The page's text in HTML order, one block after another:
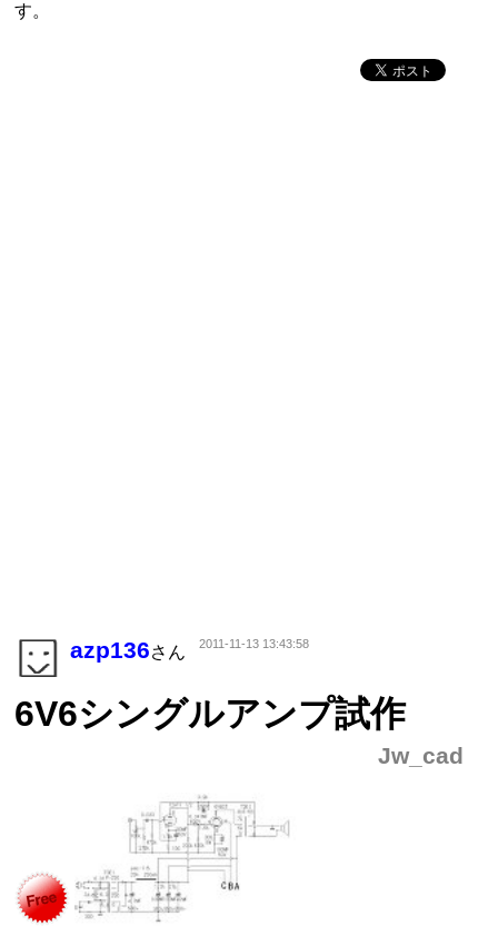
す。
azp136さん 2011-11-13 13:43:58
6V6シングルアンプ試作
Jw_cad